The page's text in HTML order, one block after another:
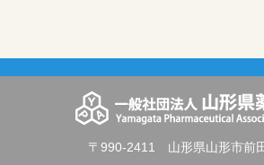
〒990-2411 山形県山形市前